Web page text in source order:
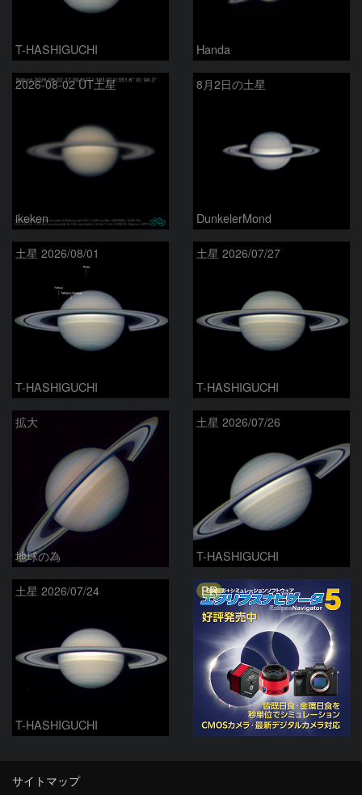
T-HASHIGUCHI Handa
2026-08-02 UT土星
ikeken
8月2日の土星
DunkelerMond
土星 2026/08/01
T-HASHIGUCHI
土星 2026/07/27
T-HASHIGUCHI
拡大
地球の為
土星 2026/07/26
T-HASHIGUCHI
土星 2026/07/24
T-HASHIGUCHI
PR
サイトマップ